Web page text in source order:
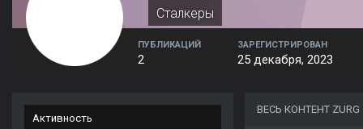
Сталкеры
ПУБЛИКАЦИЙ
2
ЗАРЕГИСТРИРОВАН
25 декабря, 2023
Активность
ВЕСЬ КОНТЕНТ ZURG